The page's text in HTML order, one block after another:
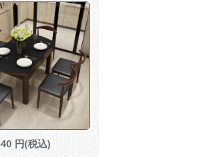
禅のイタリアのテ
子のまねをする古
ダンの簡易なテー
はお茶台の単テー
m+主な椅子+2副椅
ます
円(税込)